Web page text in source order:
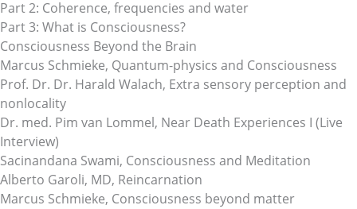
Part 2: Coherence, frequencies and water
Part 3: What is Consciousness?
Consciousness Beyond the Brain
Marcus Schmieke, Quantum-physics and Consciousness
Prof. Dr. Dr. Harald Walach, Extra sensory perception and
nonlocality
Dr. med. Pim van Lommel, Near Death Experiences I (Live
Interview)
Sacinandana Swami, Consciousness and Meditation
Alberto Garoli, MD, Reincarnation
Marcus Schmieke, Consciousness beyond matter